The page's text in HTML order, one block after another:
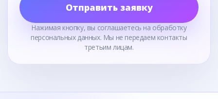
Отправить заявку
Нажимая кнопку, вы соглашаетесь на обработку
персональных данных. Мы не передаем контакты
третьим лицам.